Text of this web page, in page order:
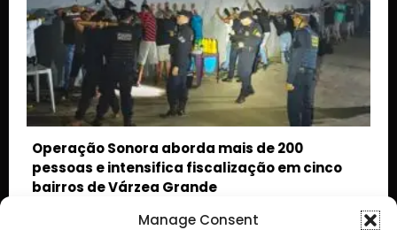
Manage Consent
Ossada humana encontrada em Juara é
encaminhada para perícia em Cuiabá;
identidade da vítima segue desconhecida